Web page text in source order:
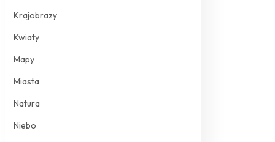
Krajobrazy
Kwiaty
Mapy
Miasta
Natura
Niebo